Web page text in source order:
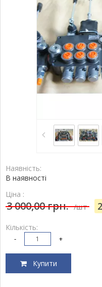
Наявність:
В наявності
Ціна :
3 000,00 грн. /шт
Кількість:
- +
Купити